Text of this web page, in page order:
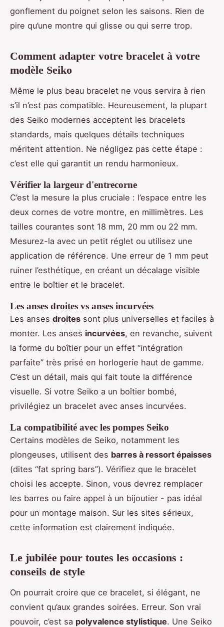
gonflement du poignet selon les saisons. Rien de
pire qu’une montre qui glisse ou qui serre trop.
Comment adapter votre bracelet à votre
modèle Seiko
Même le plus beau bracelet ne vous servira à rien
s’il n’est pas compatible. Heureusement, la plupart
des Seiko modernes acceptent les bracelets
standards, mais quelques détails techniques
méritent attention. Ne négligez pas cette étape :
c’est elle qui garantit un rendu harmonieux.
Vérifier la largeur d'entrecorne
C’est la mesure la plus cruciale : l’espace entre les
deux cornes de votre montre, en millimètres. Les
tailles courantes sont 18 mm, 20 mm ou 22 mm.
Mesurez-la avec un petit réglet ou utilisez une
application de référence. Une erreur de 1 mm peut
ruiner l’esthétique, en créant un décalage visible
entre le boîtier et le bracelet.
Les anses droites vs anses incurvées
Les anses droites sont plus universelles et faciles à
monter. Les anses incurvées, en revanche, suivent
la forme du boîtier pour un effet “intégration
parfaite” très prisé en horlogerie haut de gamme.
C’est un détail, mais qui fait toute la différence
visuelle. Si votre Seiko a un boîtier bombé,
privilégiez un bracelet avec anses incurvées.
La compatibilité avec les pompes Seiko
Certains modèles de Seiko, notamment les
plongeuses, utilisent des barres à ressort épaisses
(dites “fat spring bars”). Vérifiez que le bracelet
choisi les accepte. Sinon, vous devrez remplacer
les barres ou faire appel à un bijoutier - pas idéal
pour un montage maison. Sur les sites sérieux,
cette information est clairement indiquée.
Le jubilée pour toutes les occasions :
conseils de style
On pourrait croire que ce bracelet, si élégant, ne
convient qu’aux grandes soirées. Erreur. Son vrai
pouvoir, c’est sa polyvalence stylistique. Une Seiko